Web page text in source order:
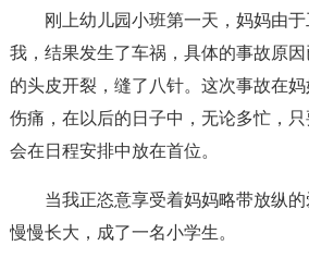
刚上幼儿园小班第一天，妈妈由
我，结果发生了车祸，具体的事故原
的头皮开裂，缝了八针。这次事故在
伤痛，在以后的日子中，无论多忙，
会在日程安排中放在首位。
当我正恣意享受着妈妈略带放纵
慢慢长大，成了一名小学生。